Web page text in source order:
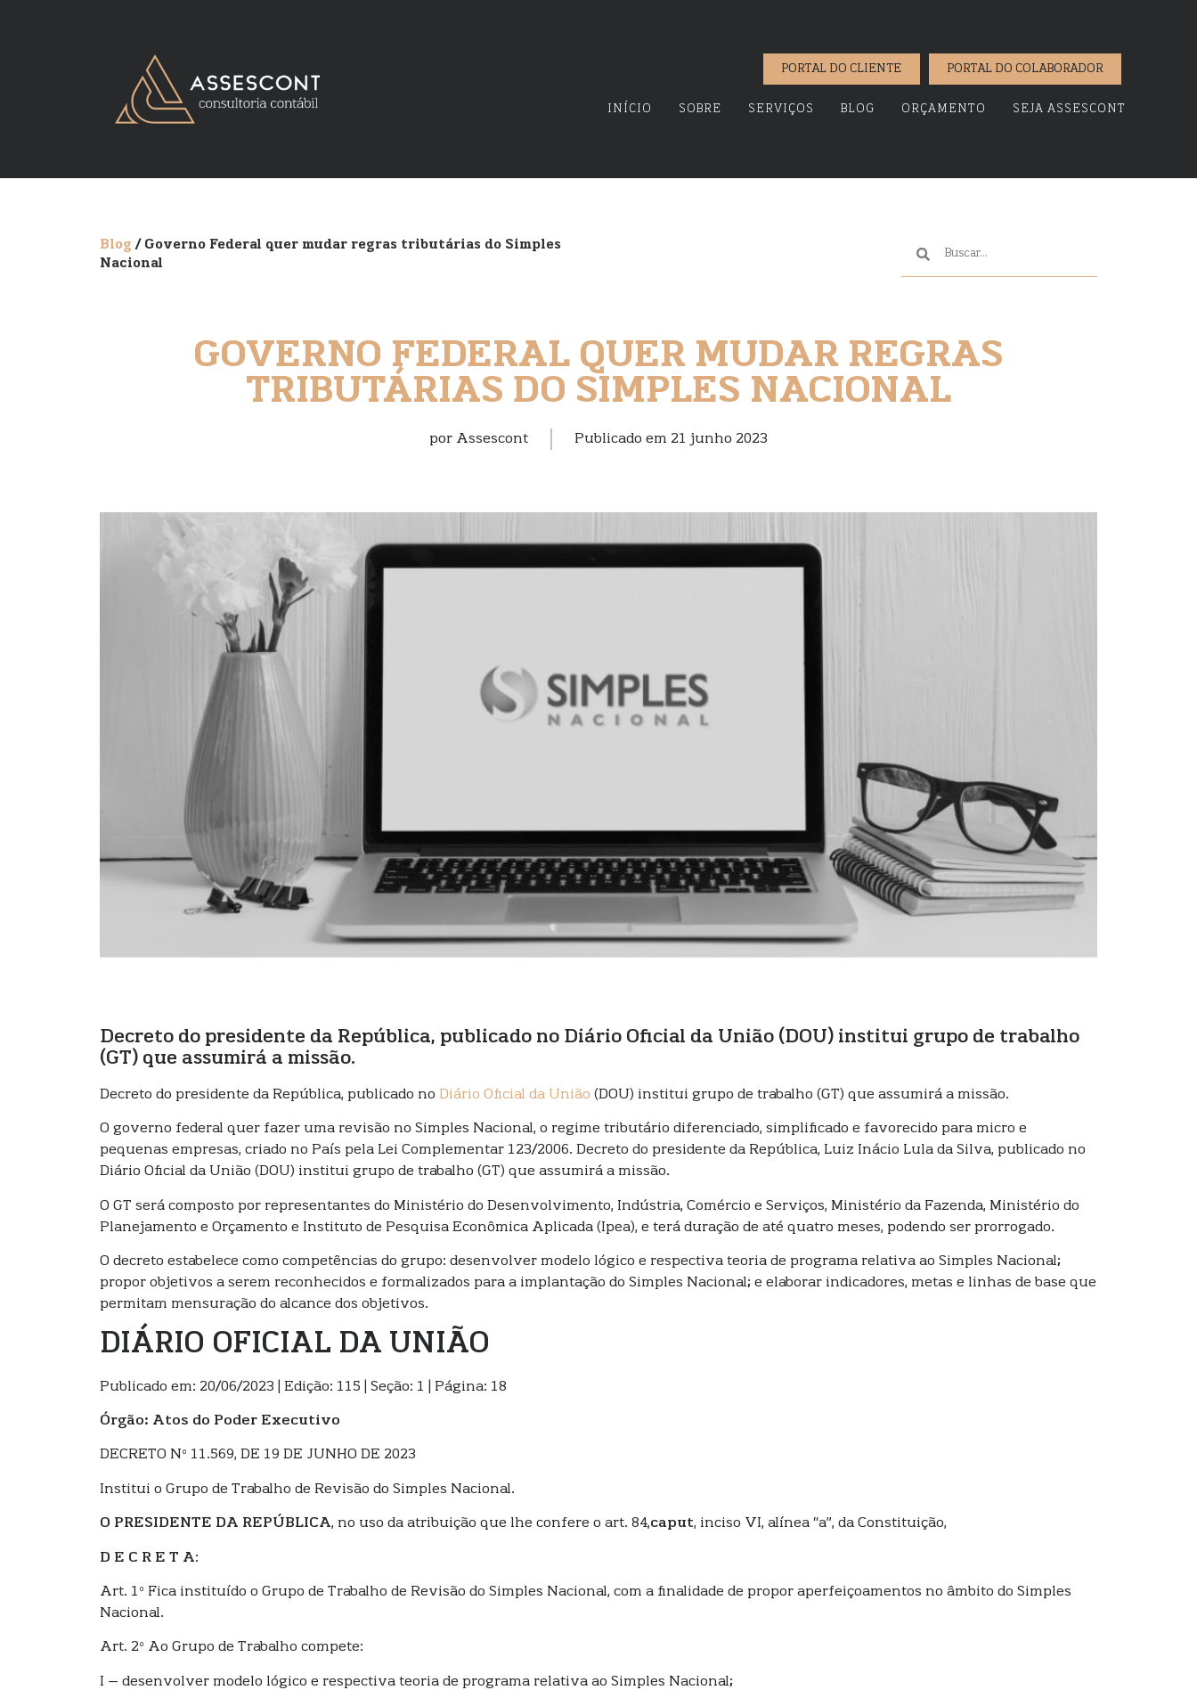
PORTAL DO CLIENTE PORTAL DO COLABORADOR
INÍCIO SOBRE SERVIÇOS BLOG ORÇAMENTO SEJA ASSESCONT
Blog / Governo Federal quer mudar regras tributárias do Simples
Nacional
GOVERNO FEDERAL QUER MUDAR REGRAS
TRIBUTÁRIAS DO SIMPLES NACIONAL
por Assescont Publicado em 21 junho 2023
Decreto do presidente da República, publicado no Diário Oficial da União (DOU) institui grupo de trabalho
(GT) que assumirá a missão.
Decreto do presidente da República, publicado no Diário Oficial da União (DOU) institui grupo de trabalho (GT) que assumirá a missão.
O governo federal quer fazer uma revisão no Simples Nacional, o regime tributário diferenciado, simplificado e favorecido para micro e
pequenas empresas, criado no País pela Lei Complementar 123/2006. Decreto do presidente da República, Luiz Inácio Lula da Silva, publicado no
Diário Oficial da União (DOU) institui grupo de trabalho (GT) que assumirá a missão.
O GT será composto por representantes do Ministério do Desenvolvimento, Indústria, Comércio e Serviços, Ministério da Fazenda, Ministério do
Planejamento e Orçamento e Instituto de Pesquisa Econômica Aplicada (Ipea), e terá duração de até quatro meses, podendo ser prorrogado.
O decreto estabelece como competências do grupo: desenvolver modelo lógico e respectiva teoria de programa relativa ao Simples Nacional;
propor objetivos a serem reconhecidos e formalizados para a implantação do Simples Nacional; e elaborar indicadores, metas e linhas de base que
permitam mensuração do alcance dos objetivos.
DIÁRIO OFICIAL DA UNIÃO
Publicado em: 20/06/2023 | Edição: 115 | Seção: 1 | Página: 18
Órgão: Atos do Poder Executivo
DECRETO Nº 11.569, DE 19 DE JUNHO DE 2023
Institui o Grupo de Trabalho de Revisão do Simples Nacional.
O PRESIDENTE DA REPÚBLICA, no uso da atribuição que lhe confere o art. 84,caput, inciso VI, alínea “a”, da Constituição,
D E C R E T A:
Art. 1º Fica instituído o Grupo de Trabalho de Revisão do Simples Nacional, com a finalidade de propor aperfeiçoamentos no âmbito do Simples
Nacional.
Art. 2º Ao Grupo de Trabalho compete:
I – desenvolver modelo lógico e respectiva teoria de programa relativa ao Simples Nacional;